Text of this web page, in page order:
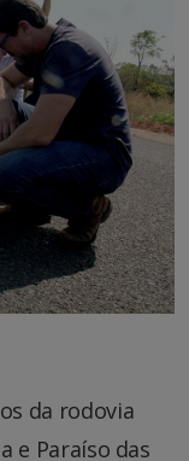
da rodovia
e Paraíso das